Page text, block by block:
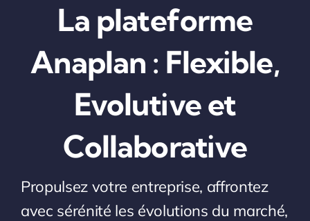
La plateforme
Anaplan : Flexible,
Evolutive et
Collaborative
Propulsez votre entreprise, affrontez
avec sérénité les évolutions du marché,